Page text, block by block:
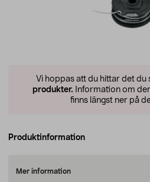
Vi hoppas att du hittar det du
produkter. Information om
finns längst ner på
Produktinformation
Mer information